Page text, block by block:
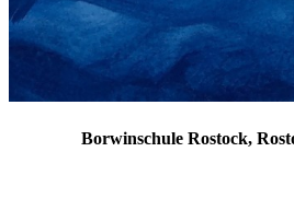
Borwinschule Rostock,